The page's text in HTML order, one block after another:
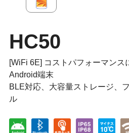
HC50
[WiFi 6E] コストパフォーマンス
Android端末
BLE対応、大容量ストレージ、
ル